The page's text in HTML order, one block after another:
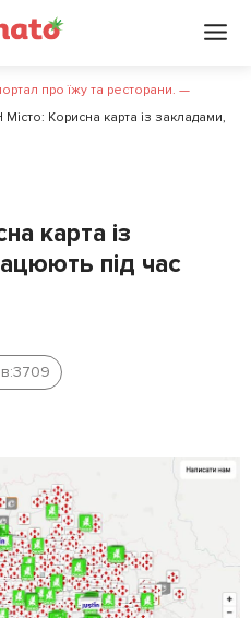
про їжу та ресторани. —
Корисна карта із закладами,
карта із
під час
3709